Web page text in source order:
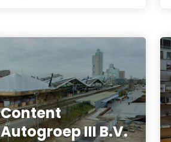
Content
Autogroep III B.V.